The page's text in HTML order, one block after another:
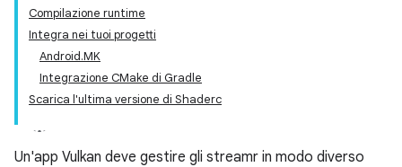
Compilazione runtime
Integra nei tuoi progetti
Android.MK
Integrazione CMake di Gradle
Scarica l'ultima versione di Shaderc
Un'app Vulkan deve gestire gli streamr in modo diverso